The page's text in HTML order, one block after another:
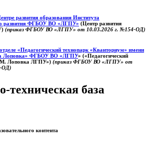
развития образования Института
развития ФГБОУ ВО «ЛГПУ» (Центр развития
(приказ ФГБОУ ВО «ЛГПУ» от 10.03.2026 г. №154-ОД)
«Педагогический технопарк «Кванториум» имени
Лоповка» ФГБОУ ВО «ЛГПУ» («Педагогический
Лоповка ЛГПУ») (приказ ФГБОУ ВО «ЛГПУ» от
ОД)
техническая база
контента